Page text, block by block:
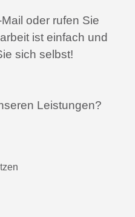
oder rufen Sie
ist einfach und
sich selbst!
Leistungen?